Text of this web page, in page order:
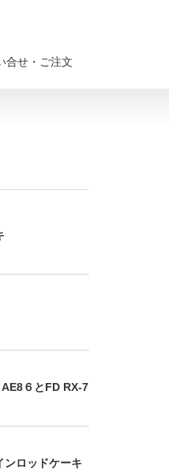
合せ・ご注文
６とFD RX-7
ンロッドケーキ